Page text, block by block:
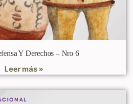
Y Derechos – Nro 6
Leer más »